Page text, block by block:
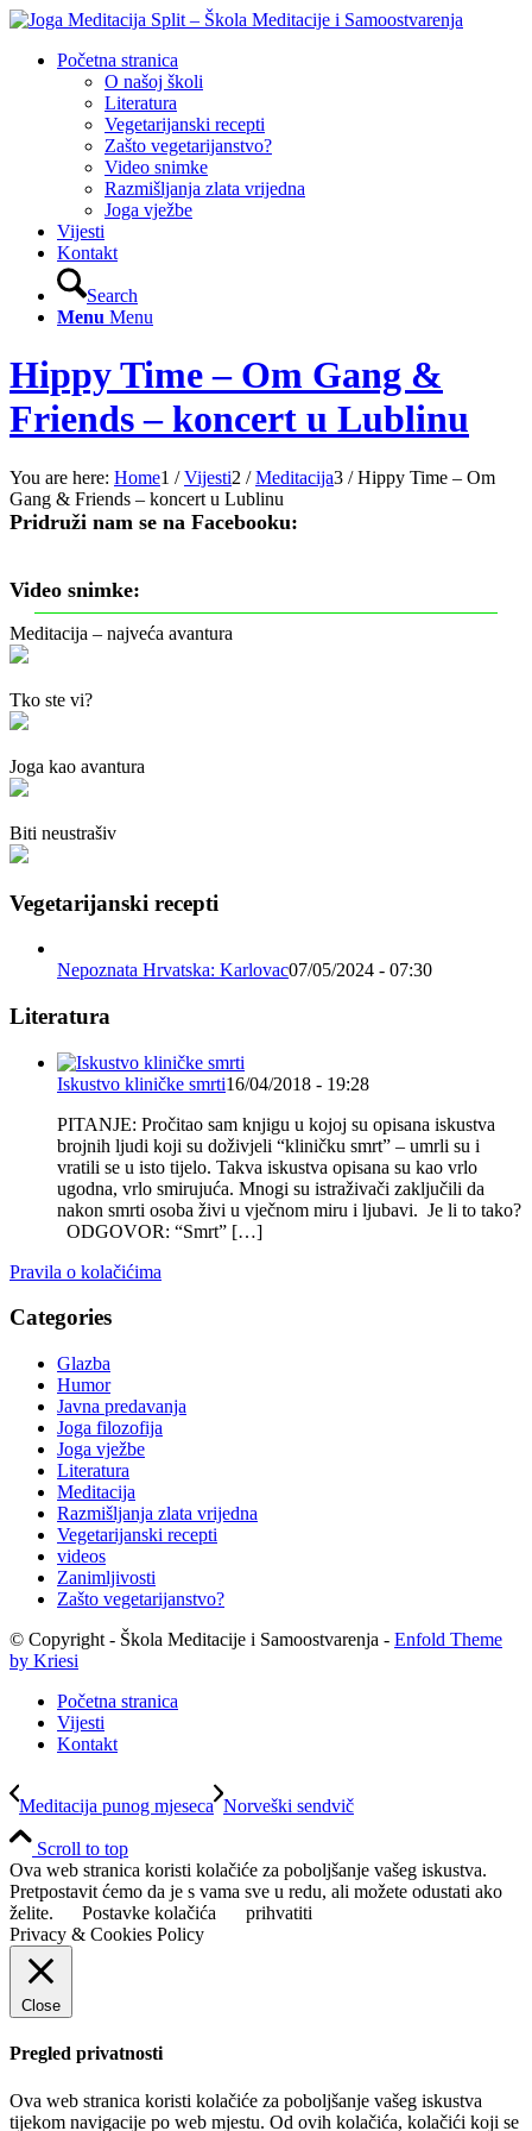
Početna stranica
O našoj školi
Literatura
Vegetarijanski recepti
Zašto vegetarijanstvo?
Video snimke
Razmišljanja zlata vrijedna
Joga vježbe
Vijesti
Kontakt
Search
Menu Menu
Hippy Time – Om Gang &
Friends – koncert u Lublinu
You are here: Home1 / Vijesti2 / Meditacija3 / Hippy Time – Om
Gang & Friends – koncert u Lublinu
Pridruži nam se na Facebooku:
Video snimke:
Meditacija – najveća avantura
Tko ste vi?
Joga kao avantura
Biti neustrašiv
Vegetarijanski recepti
Nepoznata Hrvatska: Karlovac07/05/2024 - 07:30
Literatura
Iskustvo kliničke smrti16/04/2018 - 19:28
PITANJE: Pročitao sam knjigu u kojoj su opisana iskustva
brojnih ljudi koji su doživjeli “kliničku smrt” – umrli su i
vratili se u isto tijelo. Takva iskustva opisana su kao vrlo
ugodna, vrlo smirujuća. Mnogi su istraživači zaključili da
nakon smrti osoba živi u vječnom miru i ljubavi. Je li to tako?
ODGOVOR: “Smrt” […]
Pravila o kolačićima
Categories
Glazba
Humor
Javna predavanja
Joga filozofija
Joga vježbe
Literatura
Meditacija
Razmišljanja zlata vrijedna
Vegetarijanski recepti
videos
Zanimljivosti
Zašto vegetarijanstvo?
© Copyright - Škola Meditacije i Samoostvarenja - Enfold Theme
by Kriesi
Početna stranica
Vijesti
Kontakt
Meditacija punog mjeseca Norveški sendvič
Scroll to top
Ova web stranica koristi kolačiće za poboljšanje vašeg iskustva.
Pretpostavit ćemo da je s vama sve u redu, ali možete odustati ako
želite.
Postavke kolačića
prihvatiti
Privacy & Cookies Policy
Close
Pregled privatnosti
Ova web stranica koristi kolačiće za poboljšanje vašeg iskustva
tijekom navigacije po web mjestu. Od ovih kolačića, kolačići koji se